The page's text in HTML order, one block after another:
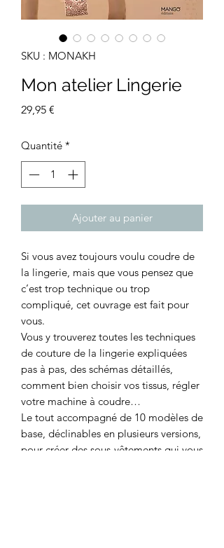
SKU : MONAKH
Mon atelier Lingerie
29,95 €
Quantité *
Ajouter au panier
Si vous avez toujours voulu coudre de
la lingerie, mais que vous pensez que
c’est trop technique ou trop
compliqué, cet ouvrage est fait pour
vous.
Vous y trouverez toutes les techniques
de couture de la lingerie expliquées
pas à pas, des schémas détaillés,
comment bien choisir vos tissus, régler
votre machine à coudre…
Le tout accompagné de 10 modèles de
base, déclinables en plusieurs versions,
pour créer des sous-vêtements qui vous